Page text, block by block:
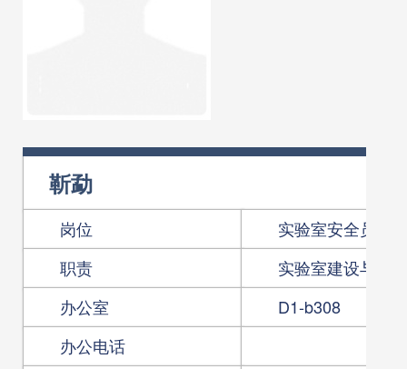
靳勐
岗位
实验室安全员兼
职责
实验室建设与管
办公室
D1-b308
办公电话